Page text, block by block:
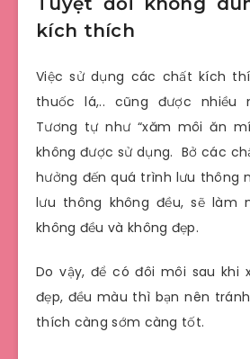
kích thích
Việc sử dụng các chất kích
thuốc lá,.. cũng được nhiều
Tương tự như “xăm môi ăn
không được sử dụng. Bở các
hưởng đến quá trình lưu thông
lưu thông không đều, sẽ làm
không đều và không đẹp.
Do vậy, để có đôi môi sau khi
đẹp, đều màu thì bạn nên
thích càng sớm càng tốt.